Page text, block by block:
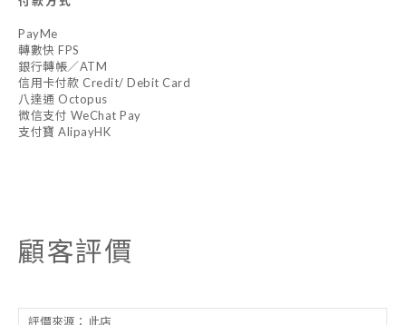
PayMe
轉數快 FPS
銀行轉帳／ATM
信用卡付款 Credit/ Debit Card
八達通 Octopus
微信支付 WeChat Pay
支付寶 AlipayHK
顧客評價